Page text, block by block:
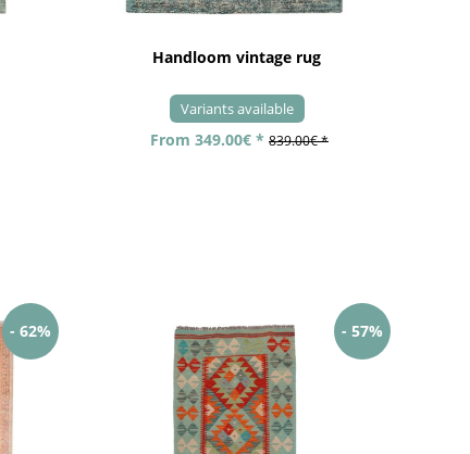
Handloom vintage rug
Variants available
From 349.00€ * 839.00€ *
- 62% - 57%